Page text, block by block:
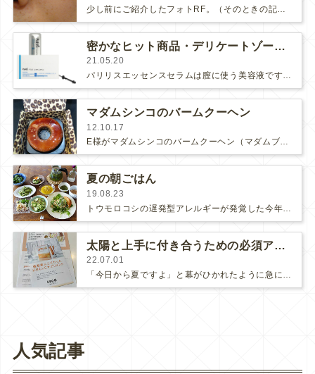
密かなヒット商品・デリケートゾーンケアのパリリス
21.05.20
パリリスエッセンスセラムは膣に使う美容液です。私も使ってますし、人気の商品なんですが、膣の美容液って、ちょっと恥ずかしい、という…
マダムシンコのバームクーヘン
12.10.17
E様がマダムシンコのバームクーヘン（マダムブリュレ）を持って来て下さいました♪テレビなどで拝見したことがありましたが、初めて頂…
夏の朝ごはん
19.08.23
太陽と上手に付き合うための必須アイテム
22.07.01
「今日から夏ですよ」と幕がひかれたように急に激しい夏がやって来て、毎日、暑いですね！寒いのが苦手な私は暖かくなるのを待ち侘び…
人気記事